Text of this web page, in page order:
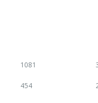
1081
454